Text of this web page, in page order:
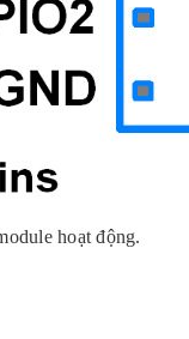
hoạt động.